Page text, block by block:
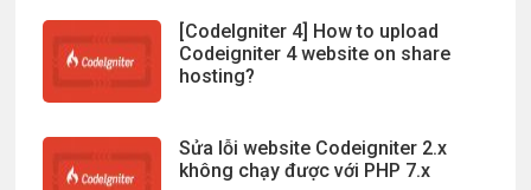
[CodeIgniter 4] How to upload
Codeigniter 4 website on share
hosting?
Sửa lỗi website Codeigniter 2.x
không chạy được với PHP 7.x